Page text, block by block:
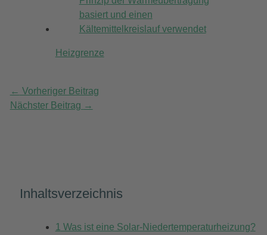
Inhaltsverzeichnis
1 Was ist eine Solar-Niedertemperaturheizung?
Heizgrenze
← Vorheriger Beitrag
Nächster Beitrag →